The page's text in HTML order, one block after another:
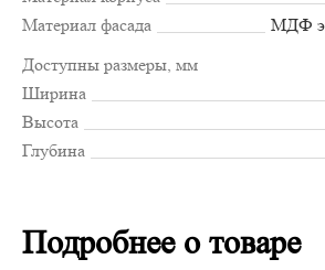
Материал фасада
МДФ
Доступны размеры, мм
Ширина
Высота
Глубина
Подробнее о товаре